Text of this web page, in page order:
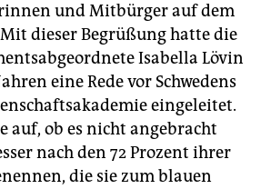
und Mitbürger auf dem
dieser Begrüßung hatte die
Isabella Lövin
eine Rede vor Schwedens
eingeleitet.
auf, ob es nicht angebracht
nach den 72 Prozent ihrer
die sie zum blauen